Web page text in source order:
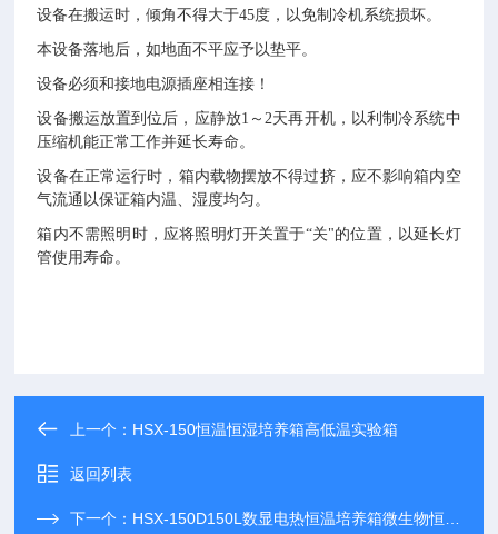
设备在搬运时，倾角不得大于45度，以免制冷机系统损坏。
本设备落地后，如地面不平应予以垫平。
设备必须和接地电源插座相连接！
设备搬运放置到位后，应静放1 ～ 2天再开机，以利制冷系统中
压缩机能正常工作并延长寿命。
设备在正常运行时，箱内载物摆放不得过挤，应不影响箱内空
气流通以保证箱内温、湿度均匀。
箱内不需照明时，应将照明灯开关置于“关"的位置，以延长灯
管使用寿命。
上一个： HSX-150恒温恒湿培养箱高低温实验箱
返回列表
下一个： HSX-150D150L数显电热恒温培养箱微生物恒温恒湿箱